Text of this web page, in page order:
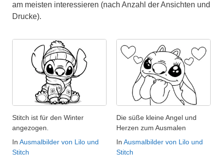
am meisten interessieren (nach Anzahl der Ansichten und
Drucke).
Stitch ist für den Winter
angezogen.
In Ausmalbilder von Lilo und
Stitch
Die süße kleine Angel und
Herzen zum Ausmalen
In Ausmalbilder von Lilo und
Stitch